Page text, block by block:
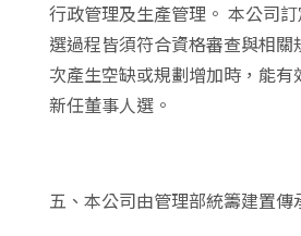
行政管理及生產管理。 本公司
選過程皆須符合資格審查與相
次產生空缺或規劃增加時，能
新任董事人選。
五、本公司由管理部統籌建置傳